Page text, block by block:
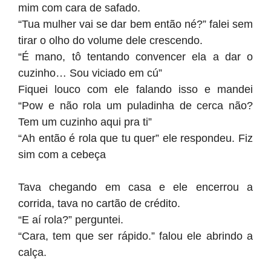
mim com cara de safado.
“Tua mulher vai se dar bem então né?” falei sem
tirar o olho do volume dele crescendo.
“É mano, tô tentando convencer ela a dar o
cuzinho… Sou viciado em cú”
Fiquei louco com ele falando isso e mandei
“Pow e não rola um puladinha de cerca não?
Tem um cuzinho aqui pra ti”
“Ah então é rola que tu quer” ele respondeu. Fiz
sim com a cebeça
Tava chegando em casa e ele encerrou a
corrida, tava no cartão de crédito.
“E aí rola?” perguntei.
“Cara, tem que ser rápido.” falou ele abrindo a
calça.